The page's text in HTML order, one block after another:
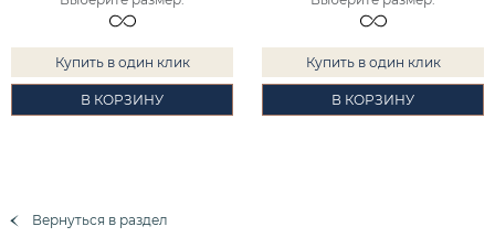
Купить в один клик
В КОРЗИНУ
Купить в один клик
В КОРЗИНУ
Вернуться в раздел